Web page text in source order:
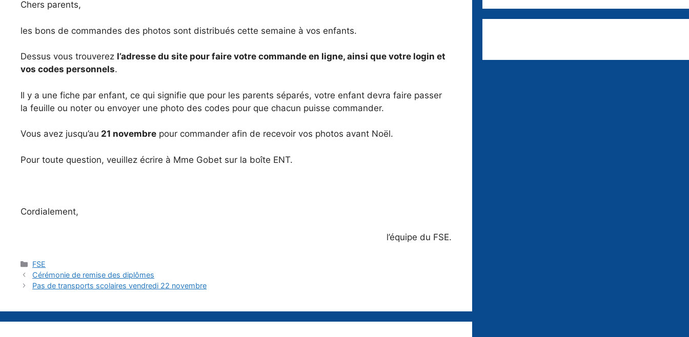
Chers parents,
​les bons de commandes des photos sont distribués cette semaine à vos enfants.
Dessus vous trouverez l’adresse du site pour faire votre commande en ligne, ainsi que votre login et
vos codes personnels.
​Il y a une fiche par enfant, ce qui signifie que pour les parents séparés, votre enfant devra faire passer
la feuille ou noter ou envoyer une photo des codes pour que chacun puisse commander.
​Vous avez jusqu’au 21 novembre pour commander afin de recevoir vos photos avant Noël.
Pour toute question, veuillez écrire à Mme Gobet sur la boîte ENT.
Cordialement,
l’équipe du FSE.
Catégories
FSE
Cérémonie de remise des diplômes
Pas de transports scolaires vendredi 22 novembre